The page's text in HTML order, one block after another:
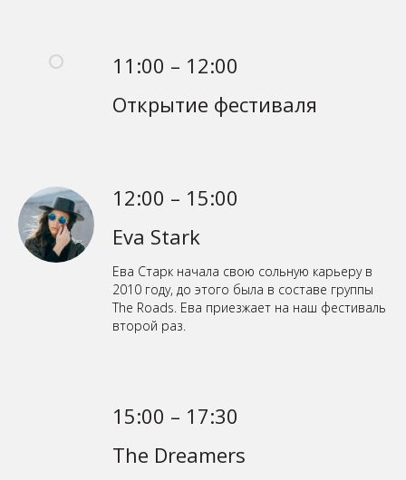
11:00 – 12:00
Открытие фестиваля
12:00 – 15:00
Eva Stark
Ева Старк начала свою сольную карьеру в
2010 году, до этого была в составе группы
The Roads. Ева приезжает на наш фестиваль
второй раз.
15:00 – 17:30
The Dreamers